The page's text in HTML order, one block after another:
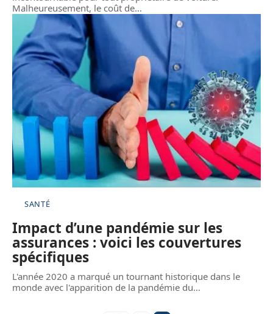
Malheureusement, le coût de…
SANTÉ
Impact d’une pandémie sur les
assurances : voici les couvertures
spécifiques
L'année 2020 a marqué un tournant historique dans le
monde avec l'apparition de la pandémie du…